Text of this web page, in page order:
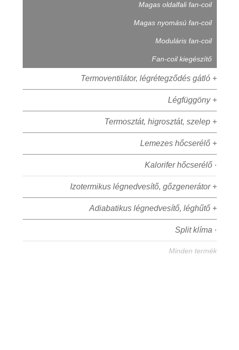
Magas oldalfali fan-coil
Magas nyomású fan-coil
Moduláris fan-coil
Fan-coil kiegészítő
Termoventilátor, légrétegződés gátló +
Légfüggöny +
Termosztát, higrosztát, szelep +
Lemezes hőcserélő +
Kalorifer hőcserélő ·
Izotermikus légnedvesítő, gőzgenerátor +
Adiabatikus légnedvesítő, léghűtő +
Split klíma ·
Minden termék